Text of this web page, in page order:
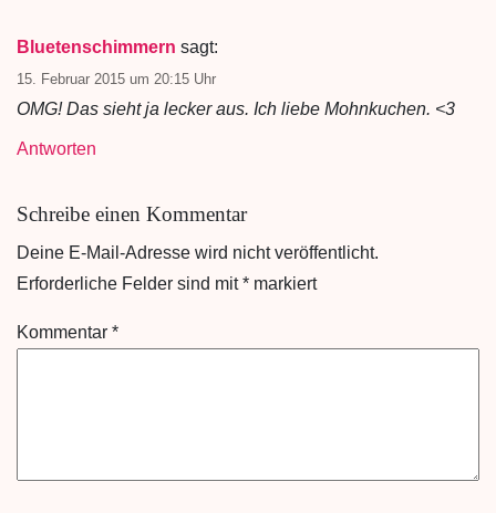
Bluetenschimmern sagt:
15. Februar 2015 um 20:15 Uhr
OMG! Das sieht ja lecker aus. Ich liebe Mohnkuchen. <3
Antworten
Schreibe einen Kommentar
Deine E-Mail-Adresse wird nicht veröffentlicht.
Erforderliche Felder sind mit* markiert
Kommentar *